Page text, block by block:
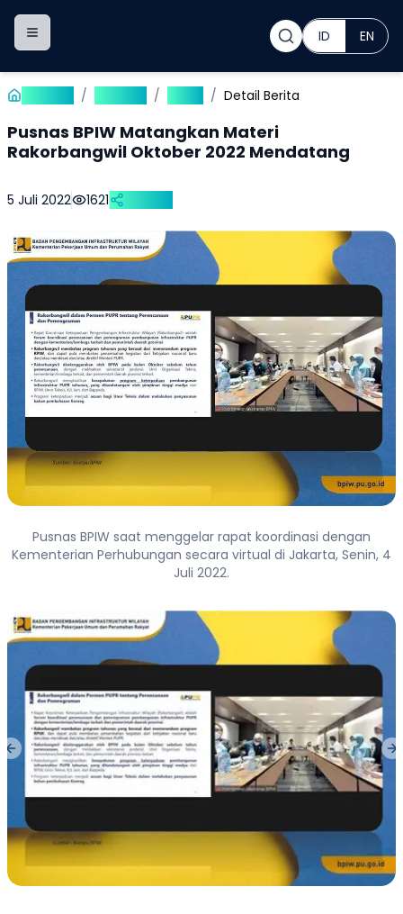
Toggle navigation menu ID EN
/ / / Detail Berita
Pusnas BPIW Matangkan Materi
Rakorbangwil Oktober 2022 Mendatang
5 Juli 2022 1621
Pusnas BPIW saat menggelar rapat koordinasi dengan
Kementerian Perhubungan secara virtual di Jakarta, Senin, 4
Juli 2022.
Previous slide